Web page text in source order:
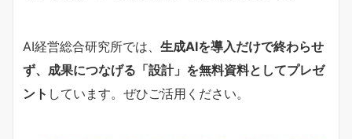
AI経営総合研究所では、 生成AIを導入だけで終わらせ
ず、成果につなげる「設計」を無料資料としてプレゼ
ント しています。ぜひご活用ください。